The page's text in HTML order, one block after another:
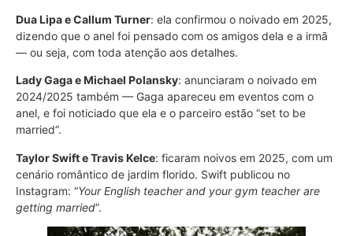
Dua Lipa e Callum Turner: ela confirmou o noivado em 2025,
dizendo que o anel foi pensado com os amigos dela e a irmã
— ou seja, com toda atenção aos detalhes.
Lady Gaga e Michael Polansky: anunciaram o noivado em
2024/2025 também — Gaga apareceu em eventos com o
anel, e foi noticiado que ela e o parceiro estão “set to be
married”.
Taylor Swift e Travis Kelce: ficaram noivos em 2025, com um
cenário romântico de jardim florido. Swift publicou no
Instagram: “Your English teacher and your gym teacher are
getting married”.